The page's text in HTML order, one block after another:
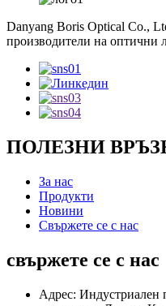
Danyang Boris Optical Co.,
производители на оптични
ПОЛЕЗНИ
За нас
Продукти
Новини
Свържете се с нас
свържете се с нас
Адрес: Индустриален